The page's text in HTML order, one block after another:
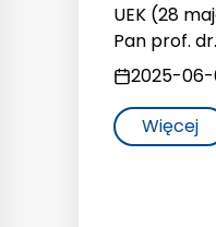
UEK (28
Pan prof.
2025-
Więcej